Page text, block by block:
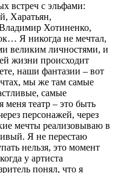
встреч с эльфами:
Харатьян,
Хотиненко,
Я никогда не мечтал,
великим личностями, и
жизни происходит
наши фантазии – вот
мы же там самые
самые
театр – это быть
персонажей, через
мечты реализовываю в
Я не перестаю
нельзя, это момент
у артиста
понял, что я